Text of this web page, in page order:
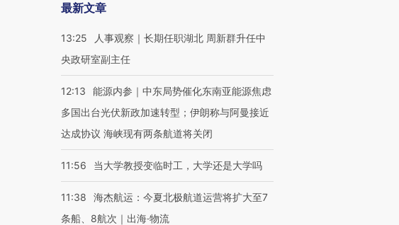
最新文章
13:25
人事观察｜长期任职湖北 周新群升任中
央政研室副主任
12:13
能源内参｜中东局势催化东南亚能源焦虑
多国出台光伏新政加速转型；伊朗称与阿曼接近
达成协议 海峡现有两条航道将关闭
11:56 当大学教授变临时工，大学还是大学吗
11:38
海杰航运：今夏北极航道运营将扩大至7
条船、8航次｜出海·物流